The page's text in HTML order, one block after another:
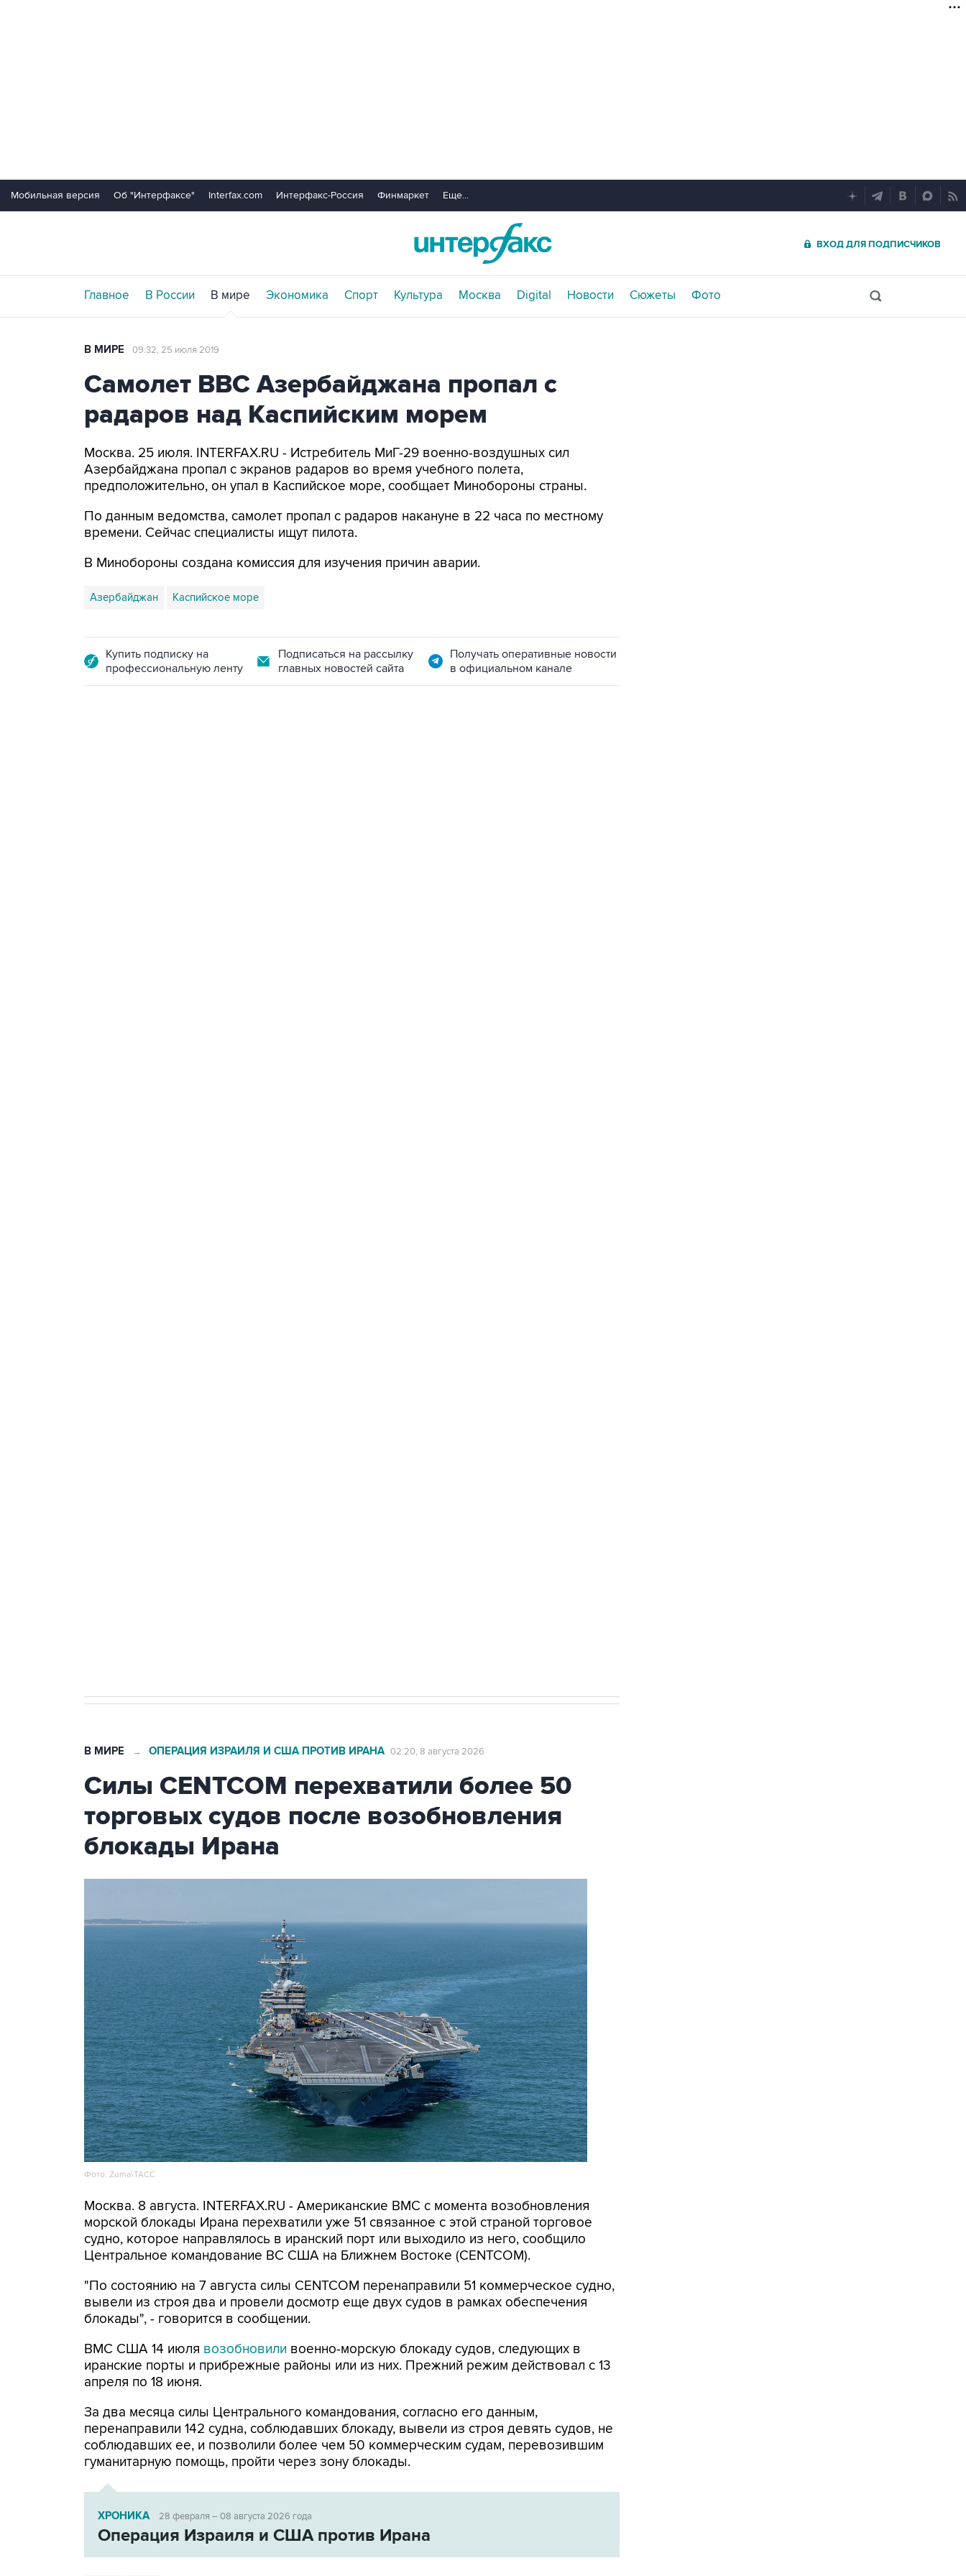
Мобильная версия Об "Интерфаксе" Interfax.com Интерфакс-Россия Финмаркет Еще...
ВХОД ДЛЯ ПОДПИСЧИКОВ
Главное В России В мире Экономика Спорт Культура Москва Digital Новости Сюжеты Фото
В МИРЕ 09:32, 25 июля 2019
Самолет ВВС Азербайджана пропал с
радаров над Каспийским морем
Москва. 25 июля. INTERFAX.RU - Истребитель МиГ-29 военно-воздушных сил
Азербайджана пропал с экранов радаров во время учебного полета,
предположительно, он упал в Каспийское море, сообщает Минобороны страны.
По данным ведомства, самолет пропал с радаров накануне в 22 часа по местному
времени. Сейчас специалисты ищут пилота.
В Минобороны создана комиссия для изучения причин аварии.
Азербайджан Каспийское море
Купить подписку на
профессиональную ленту
Подписаться на рассылку
главных новостей сайта
Получать оперативные новости
в официальном канале
В МИРЕ → ОПЕРАЦИЯ ИЗРАИЛЯ И США ПРОТИВ ИРАНА 02:20, 8 августа 2026
Силы CENTCOM перехватили более 50
торговых судов после возобновления
блокады Ирана
Фото: Zuma\ТАСС
Москва. 8 августа. INTERFAX.RU - Американские ВМС с момента возобновления
морской блокады Ирана перехватили уже 51 связанное с этой страной торговое
судно, которое направлялось в иранский порт или выходило из него, сообщило
Центральное командование ВС США на Ближнем Востоке (CENTCOM).
"По состоянию на 7 августа силы CENTCOM перенаправили 51 коммерческое судно,
вывели из строя два и провели досмотр еще двух судов в рамках обеспечения
блокады", - говорится в сообщении.
ВМС США 14 июля возобновили военно-морскую блокаду судов, следующих в
иранские порты и прибрежные районы или из них. Прежний режим действовал с 13
апреля по 18 июня.
За два месяца силы Центрального командования, согласно его данным,
перенаправили 142 судна, соблюдавших блокаду, вывели из строя девять судов, не
соблюдавших ее, и позволили более чем 50 коммерческим судам, перевозившим
гуманитарную помощь, пройти через зону блокады.
ХРОНИКА 28 февраля – 08 августа 2026 года
Операция Израиля и США против Ирана